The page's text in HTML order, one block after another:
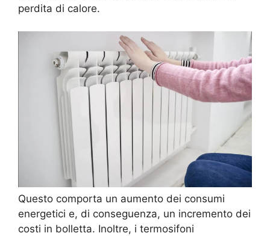
perdita di calore.
Questo comporta un aumento dei consumi
energetici e, di conseguenza, un incremento dei
costi in bolletta. Inoltre, i termosifoni